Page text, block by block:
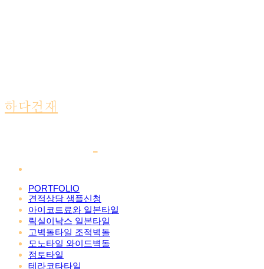
하다건재
PORTFOLIO
견적상담 샘플신청
아이코트료와 일본타일
릭실이낙스 일본타일
고벽돌타일 조적벽돌
모노타일 와이드벽돌
점토타일
테라코타타일